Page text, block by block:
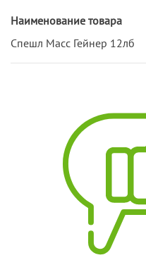
Наименование товара
Спешл Масс Гейнер 12лб